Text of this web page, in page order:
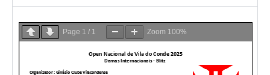
Page 1 / 1 Zoom 100%